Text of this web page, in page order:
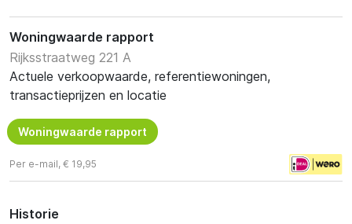
Woningwaarde rapport
Rijksstraatweg 221 A
Actuele verkoopwaarde, referentiewoningen,
transactieprijzen en locatie
Woningwaarde rapport
Per e-mail, € 19,95
Historie